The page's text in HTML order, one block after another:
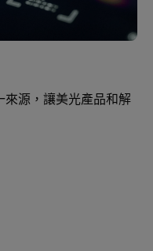
來源，讓美光產品和解